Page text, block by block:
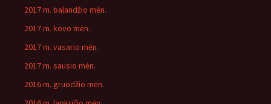
2017 m. balandžio mėn.
2017 m. kovo mėn.
2017 m. vasario mėn.
2017 m. sausio mėn.
2016 m. gruodžio mėn.